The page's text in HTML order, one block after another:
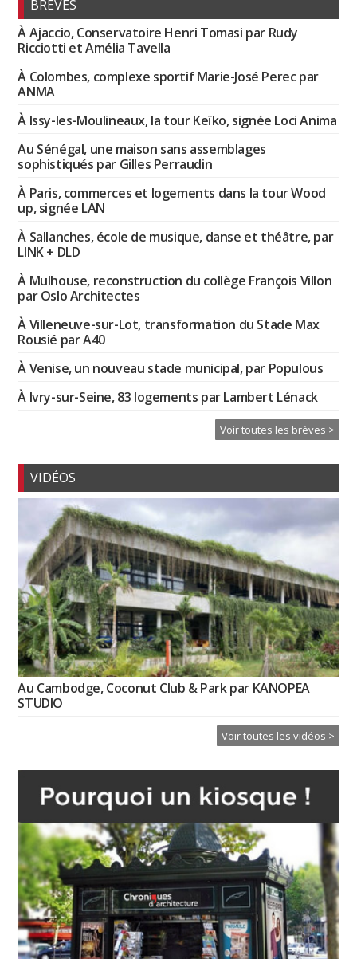
BRÈVES
À Ajaccio, Conservatoire Henri Tomasi par Rudy
Ricciotti et Amélia Tavella
À Colombes, complexe sportif Marie-José Perec par
ANMA
À Issy-les-Moulineaux, la tour Keïko, signée Loci Anima
Au Sénégal, une maison sans assemblages
sophistiqués par Gilles Perraudin
À Paris, commerces et logements dans la tour Wood
up, signée LAN
À Sallanches, école de musique, danse et théâtre, par
LINK + DLD
À Mulhouse, reconstruction du collège François Villon
par Oslo Architectes
À Villeneuve-sur-Lot, transformation du Stade Max
Rousié par A40
À Venise, un nouveau stade municipal, par Populous
À Ivry-sur-Seine, 83 logements par Lambert Lénack
Voir toutes les brèves >
VIDÉOS
Au Cambodge, Coconut Club & Park par KANOPEA
STUDIO
Voir toutes les vidéos >